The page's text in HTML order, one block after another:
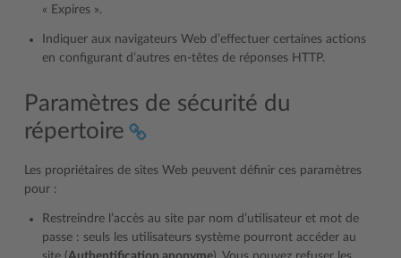
« Expires ».
Indiquer aux navigateurs Web d’effectuer certaines actions
en configurant d’autres en-têtes de réponses HTTP.
Paramètres de sécurité du
répertoire
Les propriétaires de sites Web peuvent définir ces paramètres
pour :
Restreindre l’accès au site par nom d’utilisateur et mot de
passe : seuls les utilisateurs système pourront accéder au